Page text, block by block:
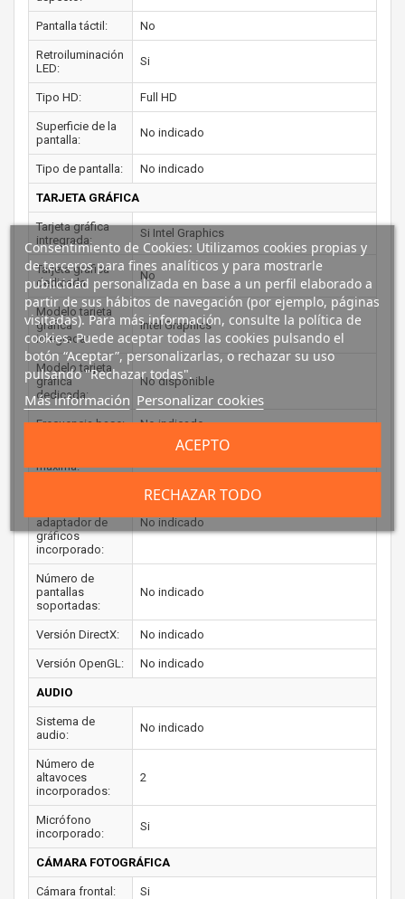
Pantalla táctil: No
Retroiluminación
LED:
Si
Tipo HD: Full HD
Superficie de la
pantalla:
No indicado
Tipo de pantalla: No indicado
TARJETA GRÁFICA
Tarjeta gráfica
intregrada:
Si Intel Graphics
Tarjeta gráfica
dedicada:
No
Modelo tarjeta
gráfica
integrada:
Intel Graphics
Modelo tarjeta
gráfica
dedicada:
No disponible
Frecuencia base: No indicado
máxima:
adaptador de
gráficos
incorporado:
No indicado
Número de
pantallas
soportadas:
No indicado
Versión DirectX: No indicado
Versión OpenGL: No indicado
AUDIO
Sistema de
audio:
No indicado
Número de
altavoces
incorporados:
2
Micrófono
incorporado:
Si
CÁMARA FOTOGRÁFICA
Cámara frontal: Si
Consentimiento de Cookies: Utilizamos cookies propias y
de terceros para fines analíticos y para mostrarle
publicidad personalizada en base a un perfil elaborado a
partir de sus hábitos de navegación (por ejemplo, páginas
visitadas). Para más información, consulte la política de
cookies. Puede aceptar todas las cookies pulsando el
botón “Aceptar”, personalizarlas, o rechazar su uso
pulsando "Rechazar todas".
Más información Personalizar cookies
RECHAZAR TODO
ACEPTO